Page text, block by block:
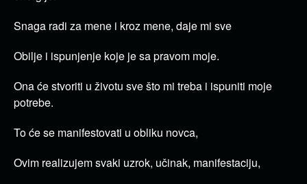
Snaga radi za mene i kroz mene, daje mi sve
Obilje i ispunjenje koje je sa pravom moje.
Ona će stvoriti u životu sve što mi treba i ispuniti moje
potrebe.
To će se manifestovati u obliku novca,
Ovim realizujem svaki uzrok, učinak, manifestaciju,